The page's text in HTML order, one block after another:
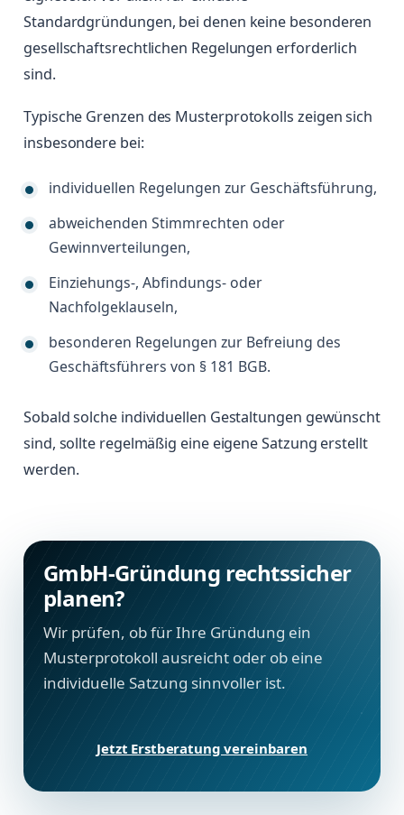
Standardgründungen, bei denen keine besonderen
gesellschaftsrechtlichen Regelungen erforderlich
sind.
Typische Grenzen des Musterprotokolls zeigen sich
insbesondere bei:
individuellen Regelungen zur Geschäftsführung,
abweichenden Stimmrechten oder
Gewinnverteilungen,
Einziehungs-, Abfindungs- oder
Nachfolgeklauseln,
besonderen Regelungen zur Befreiung des
Geschäftsführers von § 181 BGB.
Sobald solche individuellen Gestaltungen gewünscht
sind, sollte regelmäßig eine eigene Satzung erstellt
werden.
GmbH-Gründung rechtssicher
planen?
Wir prüfen, ob für Ihre Gründung ein
Musterprotokoll ausreicht oder ob eine
individuelle Satzung sinnvoller ist.
Jetzt Erstberatung vereinbaren